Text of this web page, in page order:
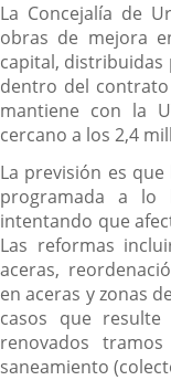
La Concejalía de
obras de mejora
capital,
dentro del
mantiene con la
cercano a los 2,4
La previsión es
programada a lo
intentando que
Las reformas
aceras,
en aceras y zonas
casos que
renovados
saneamiento